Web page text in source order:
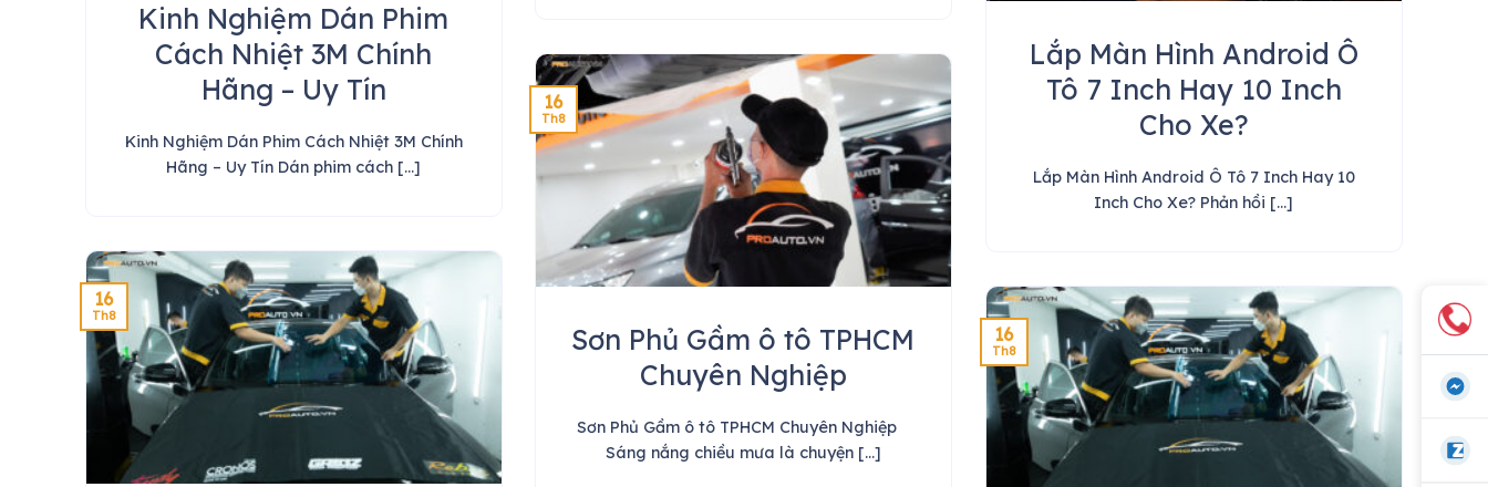
Kinh Nghiệm Dán Phim
Cách Nhiệt 3M Chính
Hãng – Uy Tín
Kinh Nghiệm Dán Phim Cách Nhiệt 3M Chính
Hãng – Uy Tín Dán phim cách [...]
Lắp Màn Hình Android Ô
Tô 7 Inch Hay 10 Inch
Cho Xe?
Lắp Màn Hình Android Ô Tô 7 Inch Hay 10
Inch Cho Xe? Phản hồi [...]
Sơn Phủ Gầm ô tô TPHCM
Chuyên Nghiệp
Sơn Phủ Gầm ô tô TPHCM Chuyên Nghiệp
Sáng nắng chiều mưa là chuyện [...]
16
Th8
16
Th8
16
Th8